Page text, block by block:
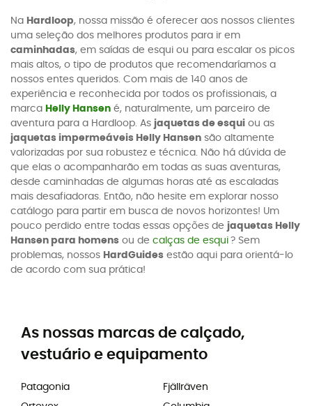
Na Hardloop, nossa missão é oferecer aos nossos clientes
uma seleção dos melhores produtos para ir em
caminhadas, em saídas de esqui ou para escalar os picos
mais altos, o tipo de produtos que recomendaríamos a
nossos entes queridos. Com mais de 140 anos de
experiência e reconhecida por todos os profissionais, a
marca Helly Hansen é, naturalmente, um parceiro de
aventura para a Hardloop. As jaquetas de esqui ou as
jaquetas impermeáveis Helly Hansen são altamente
valorizadas por sua robustez e técnica. Não há dúvida de
que elas o acompanharão em todas as suas aventuras,
desde caminhadas de algumas horas até as escaladas
mais desafiadoras. Então, não hesite em explorar nosso
catálogo para partir em busca de novos horizontes! Um
pouco perdido entre todas essas opções de jaquetas Helly
Hansen para homens ou de calças de esqui ? Sem
problemas, nossos HardGuides estão aqui para orientá-lo
de acordo com sua prática!
As nossas marcas de calçado,
vestuário e equipamento
Patagonia
Fjällräven